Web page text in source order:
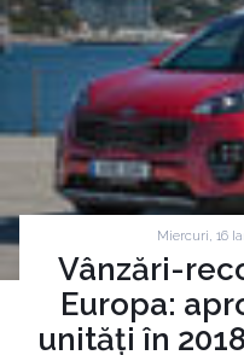
Miercuri, 16
Vânzări-
Europa:
unități în